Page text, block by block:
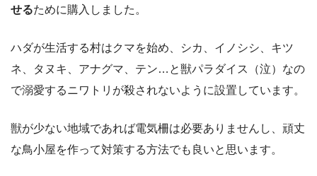
せるために購入しました。
ハダが生活する村はクマを始め、シカ、イノシシ、キツ
ネ、タヌキ、アナグマ、テン…と獣パラダイス（泣）なの
で溺愛するニワトリが殺されないように設置しています。
獣が少ない地域であれば電気柵は必要ありませんし、頑丈
な鳥小屋を作って対策する方法でも良いと思います。